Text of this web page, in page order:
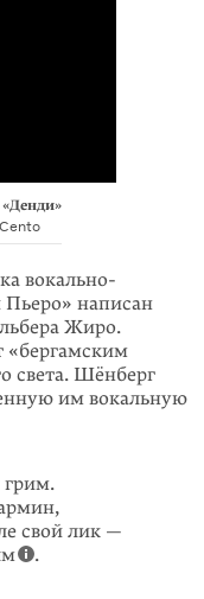
вокально-
написан
Жиро.
«бергамским
света. Шёнберг
им вокальную
грим.
свой лик —
.